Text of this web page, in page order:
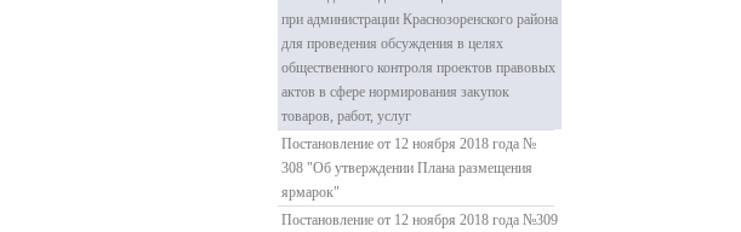
при администрации Краснозоренского района
для проведения обсуждения в целях
общественного контроля проектов правовых
актов в сфере нормирования закупок
товаров, работ, услуг
Постановление от 12 ноября 2018 года №
308 "Об утверждении Плана размещения
ярмарок"
Постановление от 12 ноября 2018 года №309